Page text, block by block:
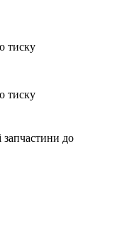
тиску
тиску
запчастини до